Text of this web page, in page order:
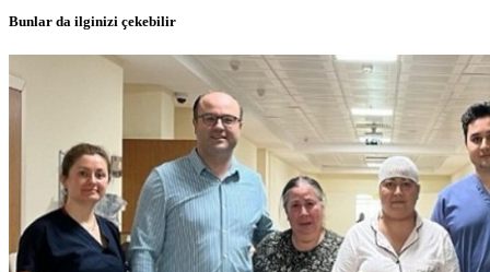
Bunlar da ilginizi çekebilir